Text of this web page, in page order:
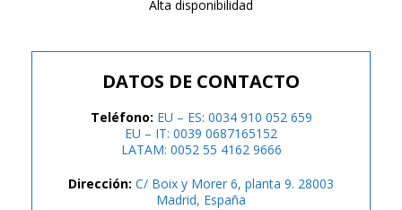
Alta disponibilidad
DATOS DE CONTACTO
Teléfono: EU – ES: 0034 910 052 659
EU – IT: 0039 0687165152
LATAM: 0052 55 4162 9666
Dirección: C/ Boix y Morer 6, planta 9. 28003
Madrid, España